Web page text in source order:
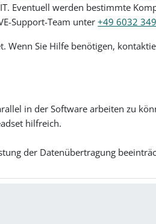
Eventuell werden bestimmte
Support-Team unter+49 6032
Sie Hilfe benötigen,
in der Software arbeiten zu
hilfreich.
der Datenübertragung